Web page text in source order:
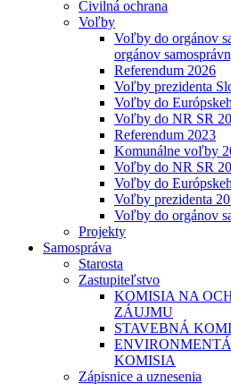
Civilná ochrana
Voľby
Voľby do orgánov
orgánov
Referendum 2026
Voľby prezidenta
Voľby do
Voľby do NR SR
Referendum 2023
Komunálne voľby
Voľby do NR SR
Voľby do
Voľby prezidenta
Voľby do orgánov
Projekty
Samospráva
Starosta
Zastupiteľstvo
KOMISIA NA
ZÁUJMU
STAVEBNÁ
KOMISIA
Zápisnice a uznesenia